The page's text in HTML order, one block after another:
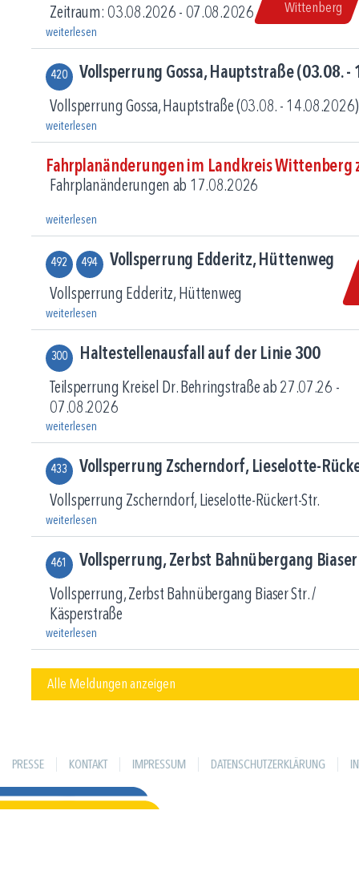
Zeitraum: 03.08.2026 - 07.08.2026
Wittenberg
weiterlesen
420 Vollsperrung Gossa, Hauptstraße (03.08. -
Vollsperrung Gossa, Hauptstraße (03.08. - 14.08.2026)
weiterlesen
Fahrplanänderungen im Landkreis
Fahrplanänderungen ab 17.08.2026
weiterlesen
492 494 Vollsperrung Edderitz, Hüttenweg
Vollsperrung Edderitz, Hüttenweg
weiterlesen
300 Haltestellenausfall auf der Linie 300
Teilsperrung Kreisel Dr. Behringstraße ab 27.07.26 -
07.08.2026
weiterlesen
433 Vollsperrung Zscherndorf, Lieselotte-
Vollsperrung Zscherndorf, Lieselotte-Rückert-Str.
weiterlesen
461 Vollsperrung, Zerbst Bahnübergang
Vollsperrung, Zerbst Bahnübergang Biaser Str. /
Käsperstraße
weiterlesen
Alle Meldungen anzeigen
PRESSE KONTAKT IMPRESSUM DATENSCHUTZERKLÄRUNG